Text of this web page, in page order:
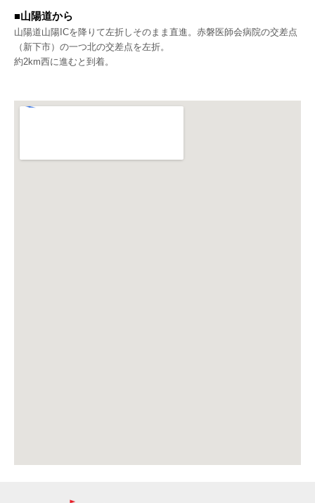
■山陽道から
山陽道山陽ICを降りて左折しそのまま直進。赤磐医師会病院の交差点
（新下市）の一つ北の交差点を左折。
約2km西に進むと到着。